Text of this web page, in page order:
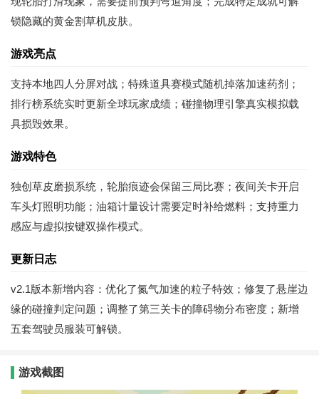
锁隐藏的黄金割草机皮肤。
游戏亮点
支持本地四人分屏对战；特殊道具赛模式随机掉落加速药剂；
排行榜系统实时更新全球玩家成绩；碰撞物理引擎真实模拟载
具损毁效果。
游戏特色
独创草皮磨损系统，轮胎痕迹会保留三局比赛；夜间关卡开启
车头灯照明功能；油箱计量设计需要定时补给燃料；支持重力
感应与虚拟按键双操作模式。
更新日志
v2.1版本新增内容：优化了氮气加速的粒子特效；修复了悬崖边
缘的碰撞判定问题；调整了第三关卡的障碍物分布密度；新增
五套驾驶员服装可解锁。
游戏截图